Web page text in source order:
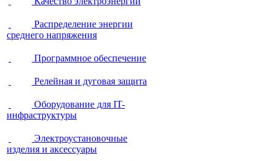
Распределение энергии
среднего напряжения
Программное обеспечение
Релейная и дуговая защита
Оборудование для IT-
инфраструктуры
Электроустановочные
изделия и аксессуары